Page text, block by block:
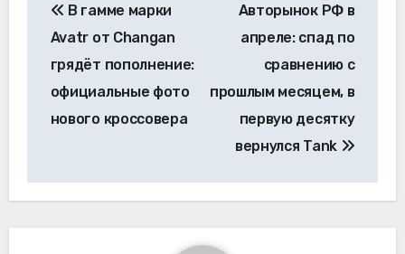
по
записям
В гамме марки
Avatr от Changan
грядёт пополнение:
официальные фото
нового кроссовера
Авторынок РФ в
апреле: спад по
сравнению с
прошлым месяцем, в
первую десятку
вернулся Tank